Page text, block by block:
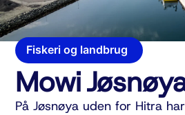
Fiskeri og landbrug
Mowi
På Jøsnøya uden for Hitra